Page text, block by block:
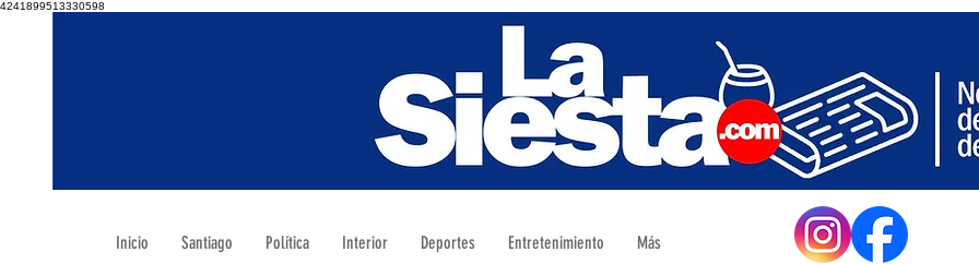
4241899513330598
Inicio Santiago Política Interior Deportes Entretenimiento Más